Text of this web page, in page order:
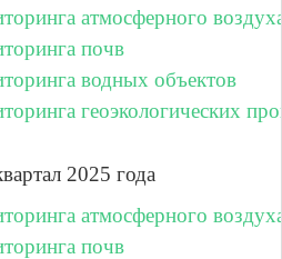
атмосферного
почв
водных объектов
геоэкологических
2025 года
атмосферного
почв